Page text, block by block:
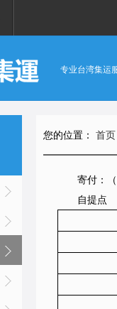
专业台湾集运
您的位置： 首页
寄付：
自提点